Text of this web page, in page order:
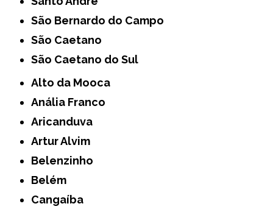
São Bernardo do Campo
São Caetano
São Caetano do Sul
Alto da Mooca
Anália Franco
Aricanduva
Artur Alvim
Belenzinho
Belém
Cangaíba